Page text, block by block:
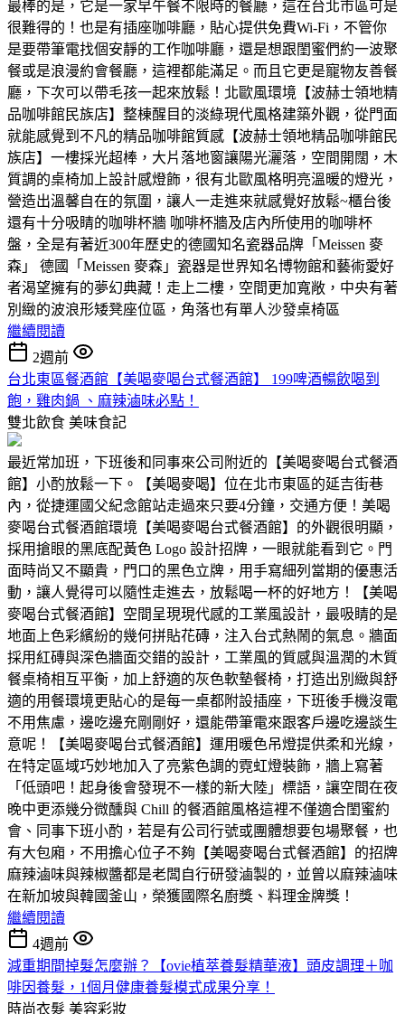
最棒的是，它是一家早午餐不限時的餐廳，這在台北市區可是
很難得的！也是有插座咖啡廳，貼心提供免費Wi-Fi，不管你
是要帶筆電找個安靜的工作咖啡廳，還是想跟閨蜜們約一波聚
餐或是浪漫約會餐廳，這裡都能滿足。而且它更是寵物友善餐
廳，下次可以帶毛孩一起來放鬆！北歐風環境【波赫士領地精
品咖啡館民族店】整棟醒目的淡綠現代風格建築外觀，從門面
就能感覺到不凡的精品咖啡館質感【波赫士領地精品咖啡館民
族店】一樓採光超棒，大片落地窗讓陽光灑落，空間開闊，木
質調的桌椅加上設計感燈飾，很有北歐風格明亮溫暖的燈光，
營造出溫馨自在的氛圍，讓人一走進來就感覺好放鬆~櫃台後
還有十分吸睛的咖啡杯牆 咖啡杯牆及店內所使用的咖啡杯
盤，全是有著近300年歷史的德國知名瓷器品牌「Meissen 麥
森」 德國「Meissen 麥森」瓷器是世界知名博物館和藝術愛好
者渴望擁有的夢幻典藏！走上二樓，空間更加寬敞，中央有著
別緻的波浪形矮凳座位區，角落也有單人沙發桌椅區
繼續閱讀
2週前
台北東區餐酒館【美喝麥喝台式餐酒館】 199啤酒暢飲喝到
飽，雞肉鍋 、麻辣滷味必點！
雙北飲食 美味食記
最近常加班，下班後和同事來公司附近的【美喝麥喝台式餐酒
館】小酌放鬆一下。【美喝麥喝】位在北市東區的延吉街巷
內，從捷運國父紀念館站走過來只要4分鐘，交通方便！美喝
麥喝台式餐酒館環境【美喝麥喝台式餐酒館】的外觀很明顯，
採用搶眼的黑底配黃色 Logo 設計招牌，一眼就能看到它。門
面時尚又不顯貴，門口的黑色立牌，用手寫細列當期的優惠活
動，讓人覺得可以隨性走進去，放鬆喝一杯的好地方！【美喝
麥喝台式餐酒館】空間呈現現代感的工業風設計，最吸睛的是
地面上色彩繽紛的幾何拼貼花磚，注入台式熱鬧的氣息。牆面
採用紅磚與深色牆面交錯的設計，工業風的質感與溫潤的木質
餐桌椅相互平衡，加上舒適的灰色軟墊餐椅，打造出別緻與舒
適的用餐環境更貼心的是每一桌都附設插座，下班後手機沒電
不用焦慮，邊吃邊充剛剛好，還能帶筆電來跟客戶邊吃邊談生
意呢！【美喝麥喝台式餐酒館】運用暖色吊燈提供柔和光線，
在特定區域巧妙地加入了亮紫色調的霓虹燈裝飾，牆上寫著
「低頭吧！起身後會發現不一樣的新大陸」標語，讓空間在夜
晚中更添幾分微醺與 Chill 的餐酒館風格這裡不僅適合閨蜜約
會、同事下班小酌，若是有公司行號或團體想要包場聚餐，也
有大包廂，不用擔心位子不夠【美喝麥喝台式餐酒館】的招牌
麻辣滷味與辣椒醬都是老闆自行研發滷製的，並曾以麻辣滷味
在新加坡與韓國釜山，榮獲國際名廚獎、料理金牌獎！
繼續閱讀
4週前
減重期間掉髮怎麼辦？【ovie植萃養髮精華液】頭皮調理＋咖
啡因養髮，1個月健康養髮模式成果分享！
時尚衣髮 美容彩妝